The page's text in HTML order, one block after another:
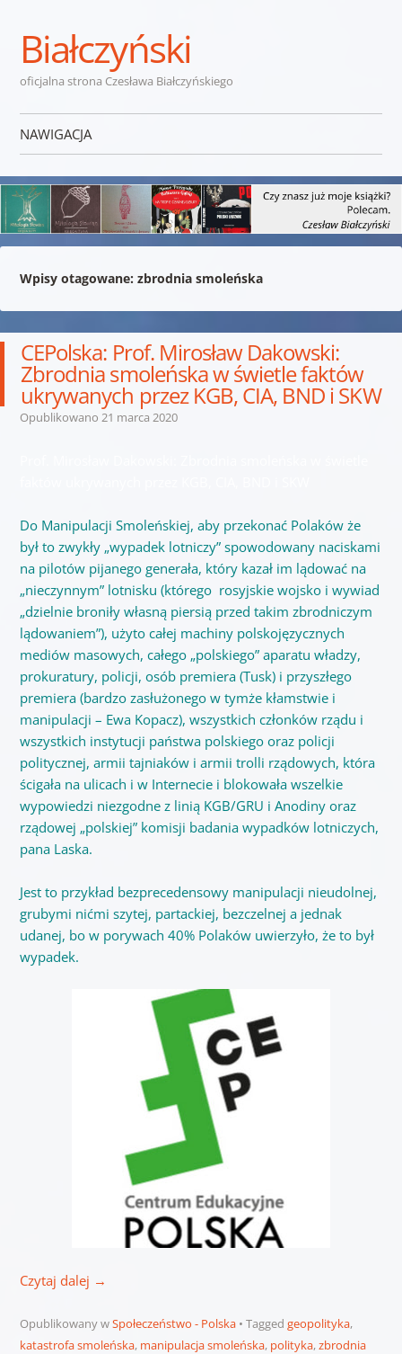
Białczyński
oficjalna strona Czesława Białczyńskiego
NAWIGACJA
Wpisy otagowane: zbrodnia smoleńska
CEPolska: Prof. Mirosław Dakowski:
Zbrodnia smoleńska w świetle faktów
ukrywanych przez KGB, CIA, BND i SKW
Opublikowano 21 marca 2020
Do Manipulacji Smoleńskiej, aby przekonać Polaków że
był to zwykły „wypadek lotniczy” spowodowany naciskami
na pilotów pijanego generała, który kazał im lądować na
„nieczynnym” lotnisku (którego rosyjskie wojsko i wywiad
„dzielnie broniły własną piersią przed takim zbrodniczym
lądowaniem”), użyto całej machiny polskojęzycznych
mediów masowych, całego „polskiego” aparatu władzy,
prokuratury, policji, osób premiera (Tusk) i przyszłego
premiera (bardzo zasłużonego w tymże kłamstwie i
manipulacji – Ewa Kopacz), wszystkich członków rządu i
wszystkich instytucji państwa polskiego oraz policji
politycznej, armii tajniaków i armii trolli rządowych, która
ścigała na ulicach i w Internecie i blokowała wszelkie
wypowiedzi niezgodne z linią KGB/GRU i Anodiny oraz
rządowej „polskiej” komisji badania wypadków lotniczych,
pana Laska.
Jest to przykład bezprecedensowy manipulacji nieudolnej,
grubymi nićmi szytej, partackiej, bezczelnej a jednak
udanej, bo w porywach 40% Polaków uwierzyło, że to był
wypadek.
Czytaj dalej →
Opublikowany wSpołeczeństwo - Polska Tagged geopolityka,
katastrofa smoleńska, manipulacja smoleńska, polityka,zbrodnia